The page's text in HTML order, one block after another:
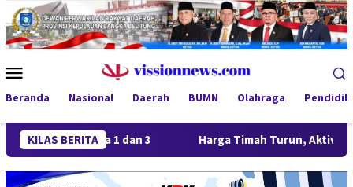
Loncat
ke
konten
Mobile
Beranda Nasional Daerah BUMN Olahraga
KILAS BERITA
Juara 1 dan 3 Harga Timah Turun, Aktivitas